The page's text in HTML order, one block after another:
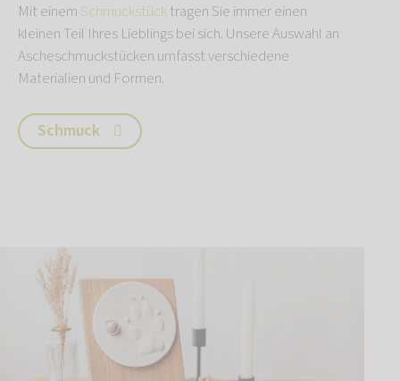
Mit einem Schmuckstücktragen Sie immer einen
kleinen Teil Ihres Lieblings bei sich. Unsere Auswahl an
Ascheschmuckstücken umfasst verschiedene
Materialien und Formen.
Schmuck